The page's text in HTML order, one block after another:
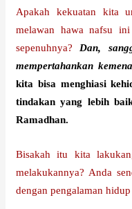
Apakah kekuatan kita
melawan hawa nafsu
sepenuhnya?
Dan,
mempertahankan
kita bisa menghiasi
tindakan yang lebih
Ramadhan.
Bisakah itu kita
melakukannya? Anda
dengan pengalaman